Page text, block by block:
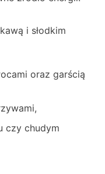
i słodkim
oraz garścią
czy chudym